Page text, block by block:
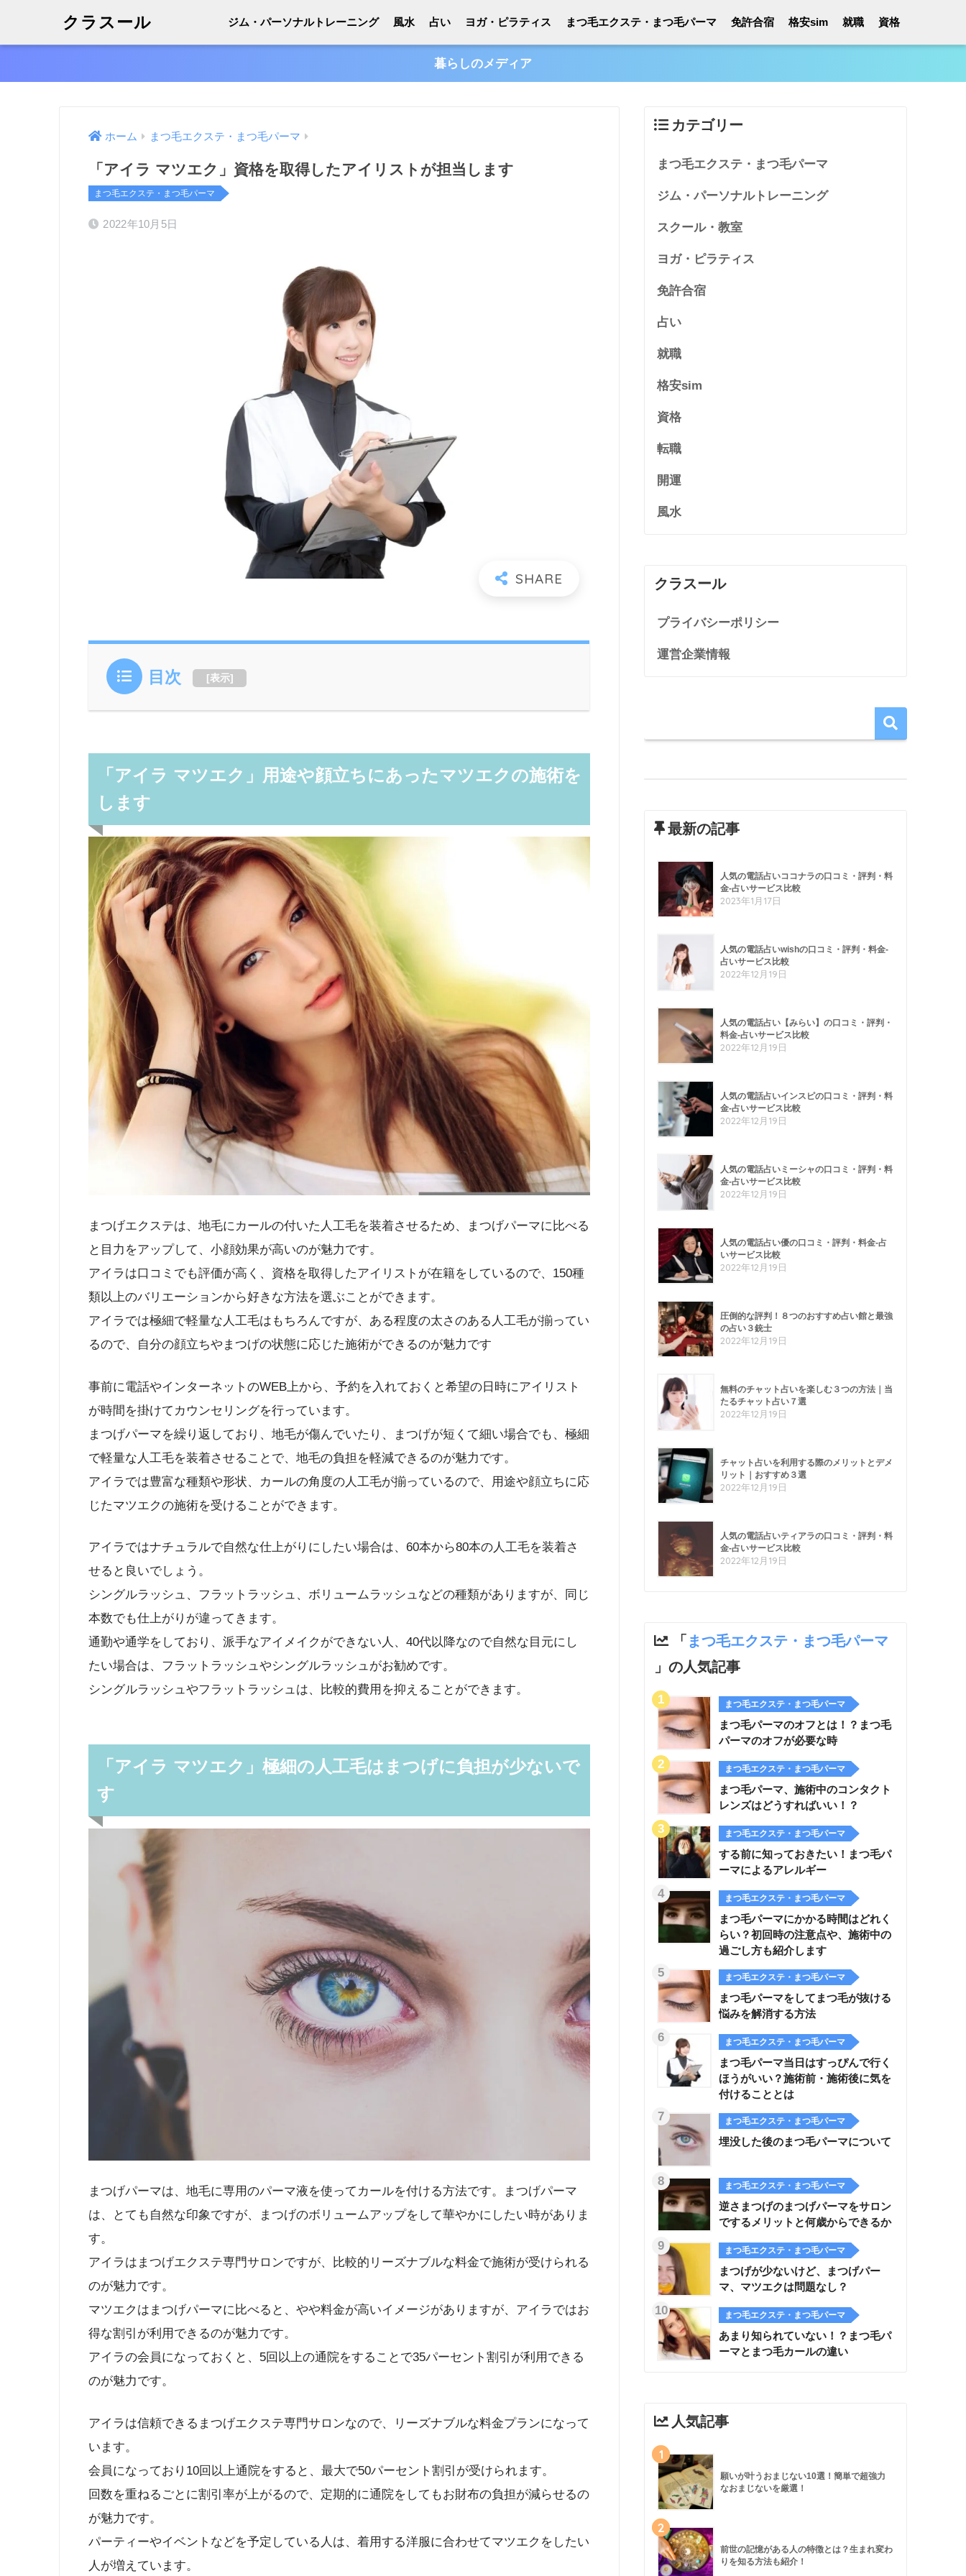
クラスール ジム・パーソナルトレーニング 風水 占い ヨガ・ピラティス まつ毛エクステ・まつ毛パーマ 免許合宿 格安sim 就職 資格
暮らしのメディア
ホーム まつ毛エクステ・まつ毛パーマ
「アイラ マツエク」資格を取得したアイリストが担当します
まつ毛エクステ・まつ毛パーマ
2022年10月5日
目次 [表示]
「アイラ マツエク」用途や顔立ちにあったマツエクの施術を
します
まつげエクステは、地毛にカールの付いた人工毛を装着させるため、まつげパーマに比べる
と目力をアップして、小顔効果が高いのが魅力です。
アイラは口コミでも評価が高く、資格を取得したアイリストが在籍をしているので、150種
類以上のバリエーションから好きな方法を選ぶことができます。
アイラでは極細で軽量な人工毛はもちろんですが、ある程度の太さのある人工毛が揃ってい
るので、自分の顔立ちやまつげの状態に応じた施術ができるのが魅力です
事前に電話やインターネットのWEB上から、予約を入れておくと希望の日時にアイリスト
が時間を掛けてカウンセリングを行っています。
まつげパーマを繰り返しており、地毛が傷んでいたり、まつげが短くて細い場合でも、極細
で軽量な人工毛を装着させることで、地毛の負担を軽減できるのが魅力です。
アイラでは豊富な種類や形状、カールの角度の人工毛が揃っているので、用途や顔立ちに応
じたマツエクの施術を受けることができます。
アイラではナチュラルで自然な仕上がりにしたい場合は、60本から80本の人工毛を装着さ
せると良いでしょう。
シングルラッシュ、フラットラッシュ、ボリュームラッシュなどの種類がありますが、同じ
本数でも仕上がりが違ってきます。
通勤や通学をしており、派手なアイメイクができない人、40代以降なので自然な目元にし
たい場合は、フラットラッシュやシングルラッシュがお勧めです。
シングルラッシュやフラットラッシュは、比較的費用を抑えることができます。
「アイラ マツエク」極細の人工毛はまつげに負担が少ないで
す
まつげパーマは、地毛に専用のパーマ液を使ってカールを付ける方法です。まつげパーマ
は、とても自然な印象ですが、まつげのボリュームアップをして華やかにしたい時がありま
す。
アイラはまつげエクステ専門サロンですが、比較的リーズナブルな料金で施術が受けられる
のが魅力です。
マツエクはまつげパーマに比べると、やや料金が高いイメージがありますが、アイラではお
得な割引が利用できるのが魅力です。
アイラの会員になっておくと、5回以上の通院をすることで35パーセント割引が利用できる
のが魅力です。
アイラは信頼できるまつげエクステ専門サロンなので、リーズナブルな料金プランになって
います。
会員になっており10回以上通院をすると、最大で50パーセント割引が受けられます。
回数を重ねるごとに割引率が上がるので、定期的に通院をしてもお財布の負担が減らせるの
が魅力です。
パーティーやイベントなどを予定している人は、着用する洋服に合わせてマツエクをしたい
人が増えています。
カテゴリー
まつ毛エクステ・まつ毛パーマ
ジム・パーソナルトレーニング
スクール・教室
ヨガ・ピラティス
免許合宿
占い
就職
格安sim
資格
転職
開運
風水
クラスール
プライバシーポリシー
運営企業情報
最新の記事
人気の電話占いココナラの口コミ・評判・料
金-占いサービス比較
2023年1月17日
人気の電話占いwishの口コミ・評判・料金-
占いサービス比較
2022年12月19日
人気の電話占い【みらい】の口コミ・評判・
料金-占いサービス比較
2022年12月19日
人気の電話占いインスピの口コミ・評判・料
金-占いサービス比較
2022年12月19日
人気の電話占いミーシャの口コミ・評判・料
金-占いサービス比較
2022年12月19日
人気の電話占い優の口コミ・評判・料金-占
いサービス比較
2022年12月19日
圧倒的な評判！８つのおすすめ占い館と最強
の占い３銃士
2022年12月19日
無料のチャット占いを楽しむ３つの方法｜当
たるチャット占い７選
2022年12月19日
チャット占いを利用する際のメリットとデメ
リット｜おすすめ３選
2022年12月19日
人気の電話占いティアラの口コミ・評判・料
金-占いサービス比較
2022年12月19日
「 まつ毛エクステ・まつ毛パーマ
」の人気記事
まつ毛エクステ・まつ毛パーマ
まつ毛パーマのオフとは！？まつ毛
パーマのオフが必要な時
まつ毛エクステ・まつ毛パーマ
まつ毛パーマ、施術中のコンタクト
レンズはどうすればいい！？
まつ毛エクステ・まつ毛パーマ
する前に知っておきたい！まつ毛パ
ーマによるアレルギー
まつ毛エクステ・まつ毛パーマ
まつ毛パーマにかかる時間はどれく
らい？初回時の注意点や、施術中の
過ごし方も紹介します
まつ毛エクステ・まつ毛パーマ
まつ毛パーマをしてまつ毛が抜ける
悩みを解消する方法
まつ毛エクステ・まつ毛パーマ
まつ毛パーマ当日はすっぴんで行く
ほうがいい？施術前・施術後に気を
付けることとは
まつ毛エクステ・まつ毛パーマ
埋没した後のまつ毛パーマについて
まつ毛エクステ・まつ毛パーマ
逆さまつげのまつげパーマをサロン
でするメリットと何歳からできるか
まつ毛エクステ・まつ毛パーマ
まつげが少ないけど、まつげパー
マ、マツエクは問題なし？
まつ毛エクステ・まつ毛パーマ
あまり知られていない！？まつ毛パ
ーマとまつ毛カールの違い
人気記事
1
願いが叶うおまじない10選！簡単で超強力
なおまじないを厳選！
2
前世の記憶がある人の特徴とは？生まれ変わ
りを知る方法も紹介！